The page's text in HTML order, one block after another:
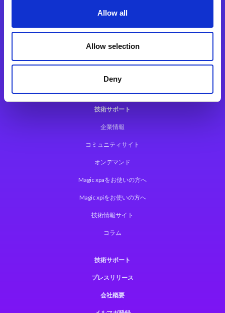
Allow all
Allow selection
Deny
Magic xpi
Magic xpi製品詳細
Magic xpi購入後手続きのご案内
Magic xpi Cloud Gateway
技術サポート
企業情報
コミュニティサイト
オンデマンド
Magic xpaをお使いの方へ
Magic xpiをお使いの方へ
技術情報サイト
コラム
技術サポート
プレスリリース
会社概要